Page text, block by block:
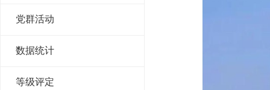
党群活动
数据统计
等级评定